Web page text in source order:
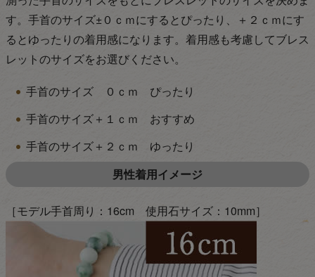
す。手首のサイズ±０ｃｍにするとぴったり、＋２ｃｍにす
るとゆったりの着用感になります。着用感も考慮してブレス
レットのサイズをお選びください。
手首のサイズ ０ｃｍ ぴったり
手首のサイズ＋１ｃｍ おすすめ
手首のサイズ＋２ｃｍ ゆったり
男性着用イメージ
［モデル手首周り：16cm 使用石サイズ：10mm］